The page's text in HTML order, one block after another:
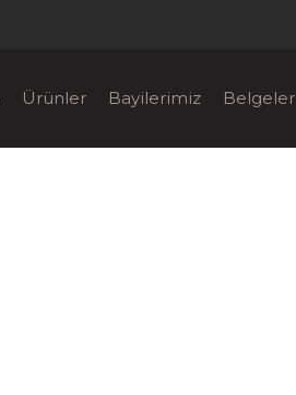
Ürünler Bayilerimiz Belgeler